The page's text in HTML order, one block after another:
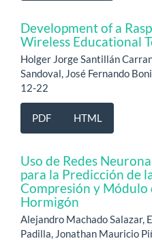
Development of a
Wireless Educational
Holger Jorge Santillán
Sandoval, José Fernando
12-22
PDF HTML
Uso de Redes
para la Predicción de
Compresión y Módulo
Hormigón
Alejandro Machado Salazar,
Padilla, Jonathan Mauricio